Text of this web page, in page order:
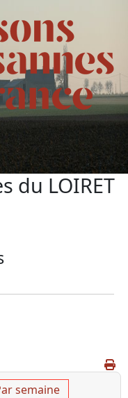
du LOIRET
semaine